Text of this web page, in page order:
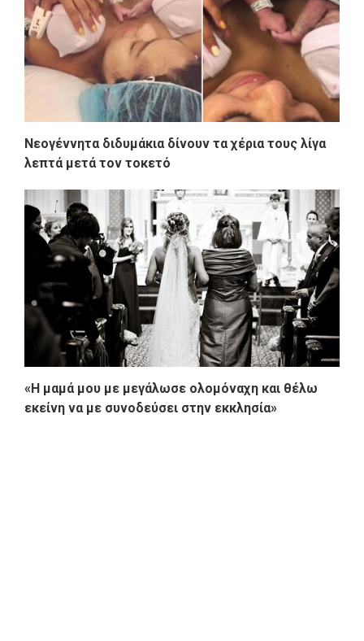
Νεογέννητα διδυμάκια δίνουν τα χέρια τους λίγα
λεπτά μετά τον τοκετό
«Η μαμά μου με μεγάλωσε ολομόναχη και θέλω
εκείνη να με συνοδεύσει στην εκκλησία»